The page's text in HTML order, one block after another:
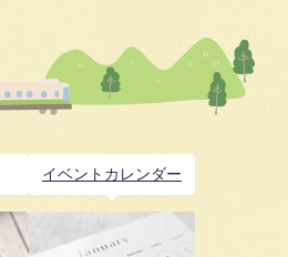
イベントカレンダー